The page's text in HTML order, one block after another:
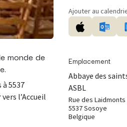
monde de
5537
l’Accueil
Ajouter au
Emplacement
Abbaye des
ASBL
Rue des Laidmonts
5537 Sosoye
Belgique